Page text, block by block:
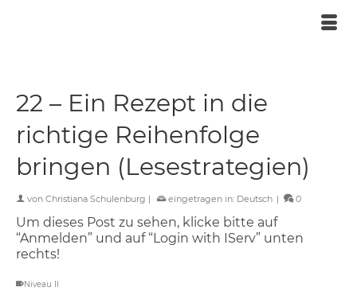
22 – Ein Rezept in die
richtige Reihenfolge
bringen (Lesestrategien)
von Christiana Schulenburg | eingetragen in: Deutsch | 0
Um dieses Post zu sehen, klicke bitte auf
“Anmelden” und auf “Login with IServ” unten
rechts!
Niveau II